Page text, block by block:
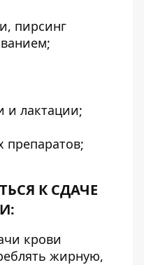
пирсинг
и лактации;
препаратов;
К СДАЧЕ
крови
жирную,